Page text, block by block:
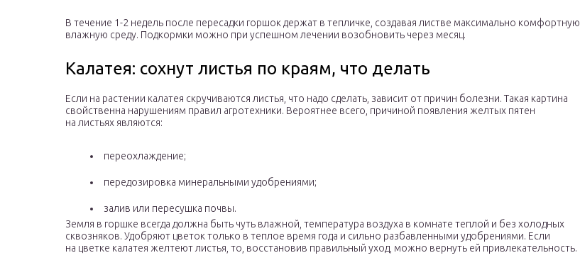
В течение 1-2 недель после пересадки горшок держат в тепличке, создавая листве максимально комфортную
влажную среду. Подкормки можно при успешном лечении возобновить через месяц.
Калатея: сохнут листья по краям, что делать
Если на растении калатея скручиваются листья, что надо сделать, зависит от причин болезни. Такая картина
свойственна нарушениям правил агротехники. Вероятнее всего, причиной появления желтых пятен
на листьях являются:
переохлаждение;
передозировка минеральными удобрениями;
залив или пересушка почвы.
Земля в горшке всегда должна быть чуть влажной, температура воздуха в комнате теплой и без холодных
сквозняков. Удобряют цветок только в теплое время года и сильно разбавленными удобрениями. Если
на цветке калатея желтеют листья, то, восстановив правильный уход, можно вернуть ей привлекательность.